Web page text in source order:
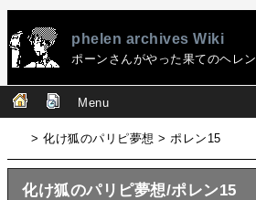
phelen archives Wiki
ポーンさんがやった果てのヘレン
Menu
> 化け狐のパリピ夢想 > ポレン15
化け狐のパリピ夢想/ポレン15